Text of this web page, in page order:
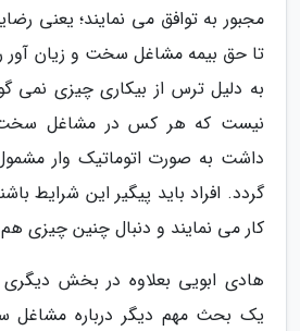
مجبور به توافق می نمایند؛ یعنی
تا حق بیمه مشاغل سخت و زیان آور
به دلیل ترس از بیکاری چیزی نمی
نیست که هر کس در مشاغل سخت
داشت به صورت اتوماتیک وار
کار می نمایند و دنبال چنین چیزی هم
هادی ابویی بعلاوه در بخش
یک بحث مهم دیگر درباره مشاغل